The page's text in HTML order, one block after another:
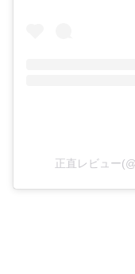
正直レビュー